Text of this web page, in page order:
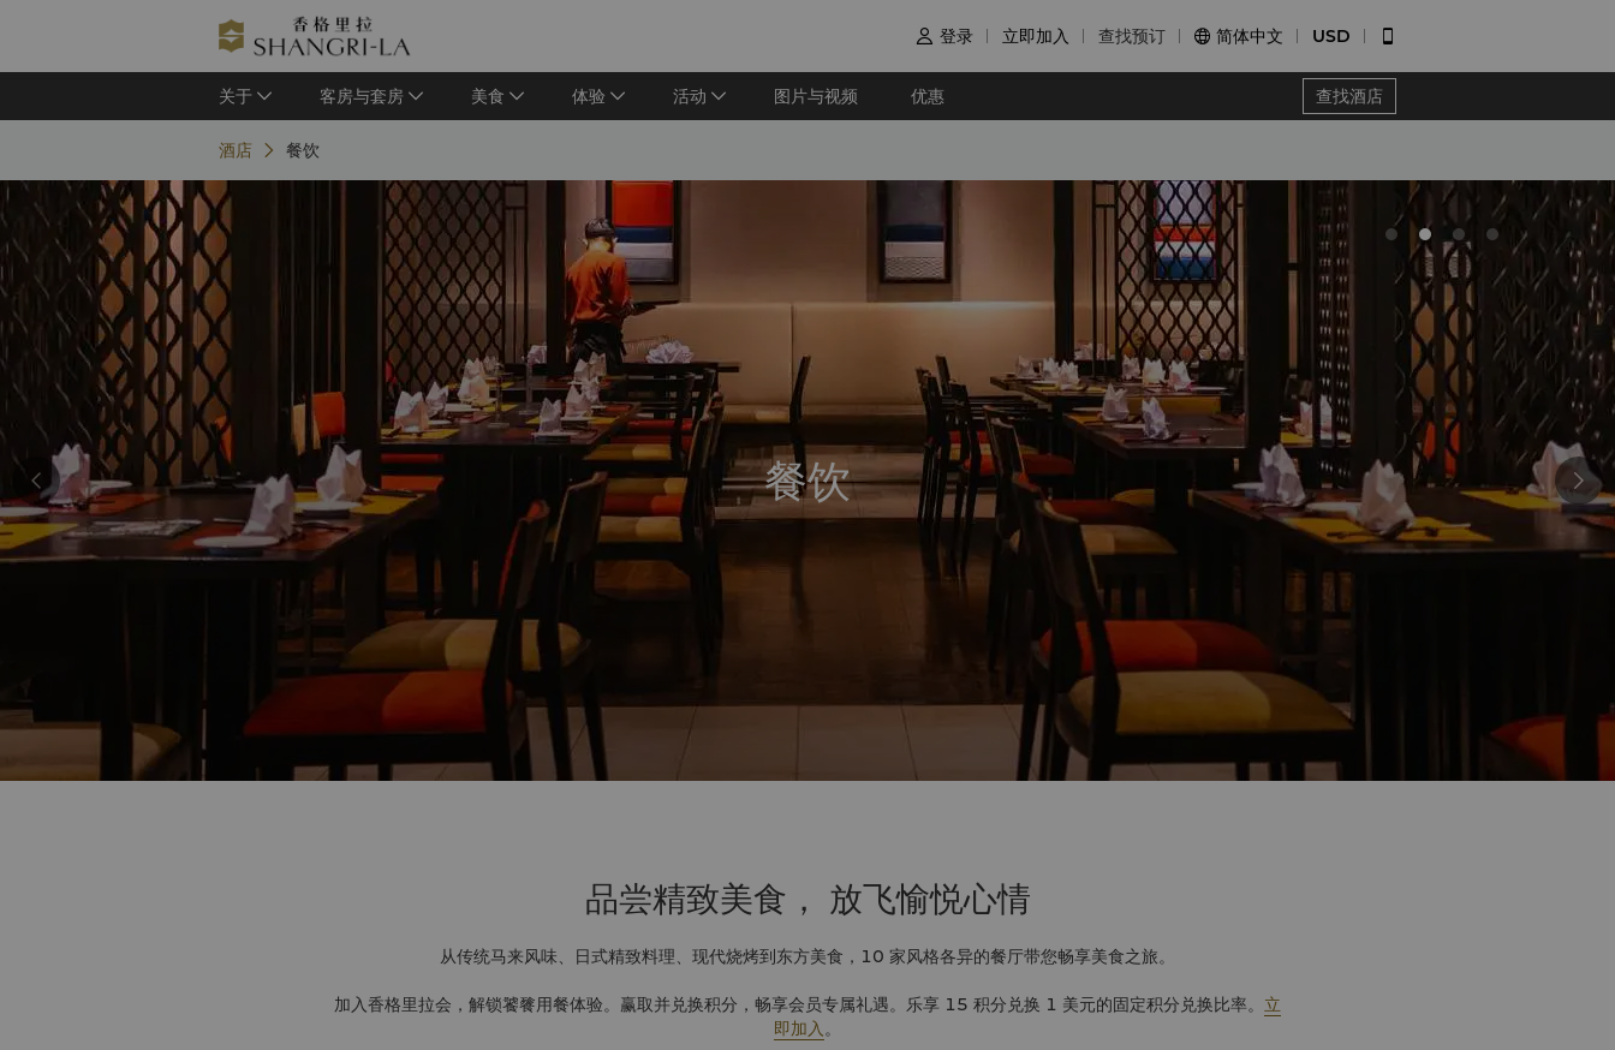
 登录 立即加入 查找预订  简体中文 USD 
关于 客房与套房 美食 体验 活动 图片与视频 优惠 查找酒店
酒店 餐饮
餐饮
品尝精致美食， 放飞愉悦心情
从传统马来风味、日式精致料理、现代烧烤到东方美食，10 家风格各异的餐厅带您畅享美食之旅。
加入香格里拉会，解锁饕餮用餐体验。赢取并兑换积分，畅享会员专属礼遇。乐享 15 积分兑换 1 美元的固定积分兑换比率。 立
即加入。